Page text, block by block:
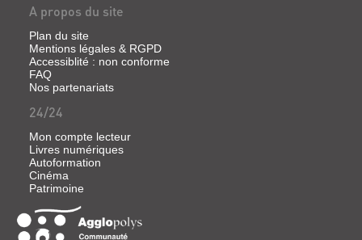
2017
Le
jeune
Itsuki
Ayukawa
s'inquiète
pour
Tsugumi,
qui
été
victime
d'un
accident.
que
son
Ensemble,
ils
jouent,
font
la
sieste
ou
vont
l'école
vivent
mille
aventures.
©Electre
2020
A propos du site
Plan du site
Mentions légales & RGPD
Accessiblité : non conforme
FAQ
Nos partenariats
24/24
Mon compte lecteur
Livres numériques
Autoformation
Cinéma
Patrimoine